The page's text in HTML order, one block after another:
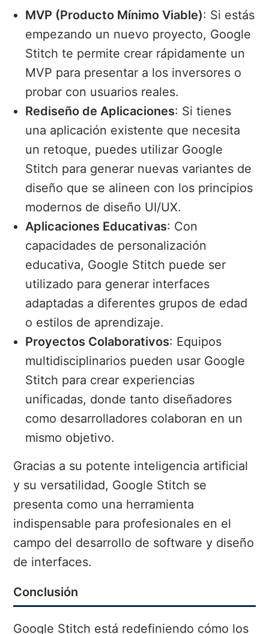
MVP (Producto Mínimo Viable): Si estás
empezando un nuevo proyecto, Google
Stitch te permite crear rápidamente un
MVP para presentar a los inversores o
probar con usuarios reales.
Rediseño de Aplicaciones: Si tienes
una aplicación existente que necesita
un retoque, puedes utilizar Google
Stitch para generar nuevas variantes de
diseño que se alineen con los principios
modernos de diseño UI/UX.
Aplicaciones Educativas: Con
capacidades de personalización
educativa, Google Stitch puede ser
utilizado para generar interfaces
adaptadas a diferentes grupos de edad
o estilos de aprendizaje.
Proyectos Colaborativos: Equipos
multidisciplinarios pueden usar Google
Stitch para crear experiencias
unificadas, donde tanto diseñadores
como desarrolladores colaboran en un
mismo objetivo.
Gracias a su potente inteligencia artificial
y su versatilidad, Google Stitch se
presenta como una herramienta
indispensable para profesionales en el
campo del desarrollo de software y diseño
de interfaces.
Conclusión
Google Stitch está redefiniendo cómo los